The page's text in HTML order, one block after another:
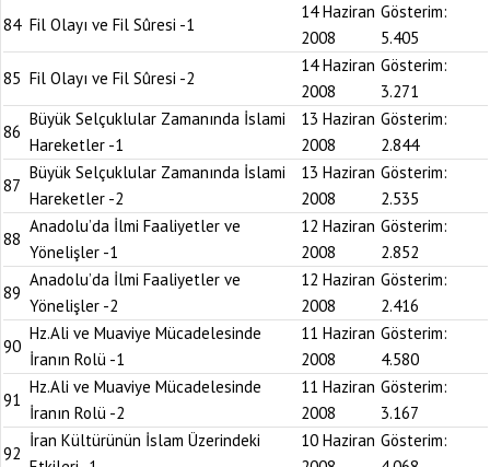
84 Fil Olayı ve Fil Sûresi -1
14 Haziran
2008
Gösterim:
5.405
85 Fil Olayı ve Fil Sûresi -2
14 Haziran
2008
Gösterim:
3.271
86
Büyük Selçuklular Zamanında İslami
Hareketler -1
13 Haziran
2008
Gösterim:
2.844
87
Büyük Selçuklular Zamanında İslami
Hareketler -2
13 Haziran
2008
Gösterim:
2.535
88
Anadolu’da İlmi Faaliyetler ve
Yönelişler -1
12 Haziran
2008
Gösterim:
2.852
89
Anadolu’da İlmi Faaliyetler ve
Yönelişler -2
12 Haziran
2008
Gösterim:
2.416
90
Hz.Ali ve Muaviye Mücadelesinde
İranın Rolü -1
11 Haziran
2008
Gösterim:
4.580
91
Hz.Ali ve Muaviye Mücadelesinde
İranın Rolü -2
11 Haziran
2008
Gösterim:
3.167
92
İran Kültürünün İslam Üzerindeki
10 Haziran Gösterim: